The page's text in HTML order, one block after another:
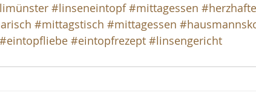
#linseneintopf #mittagessen
#mittagstisch #mittagessen
#eintopfliebe #eintopfrezept #linsengericht